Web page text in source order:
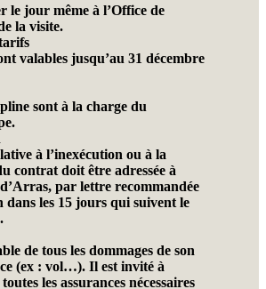
le jour même à l’Office de
la visite.
valables jusqu’au 31 décembre
sont à la charge du
à l’inexécution ou à la
contrat doit être adressée à
par lettre recommandée
dans les 15 jours qui suivent le
de tous les dommages de son
(ex : vol…). Il est invité à
les assurances nécessaires